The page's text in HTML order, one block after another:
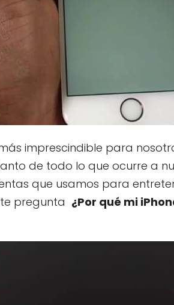
imprescindible para
de todo lo que ocurre a
que usamos para
pregunta ¿Por qué mi